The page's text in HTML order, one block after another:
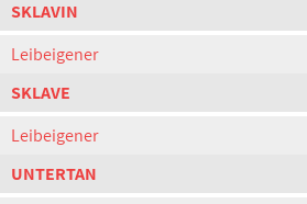
SKLAVIN
Leibeigener
SKLAVE
Leibeigener
UNTERTAN